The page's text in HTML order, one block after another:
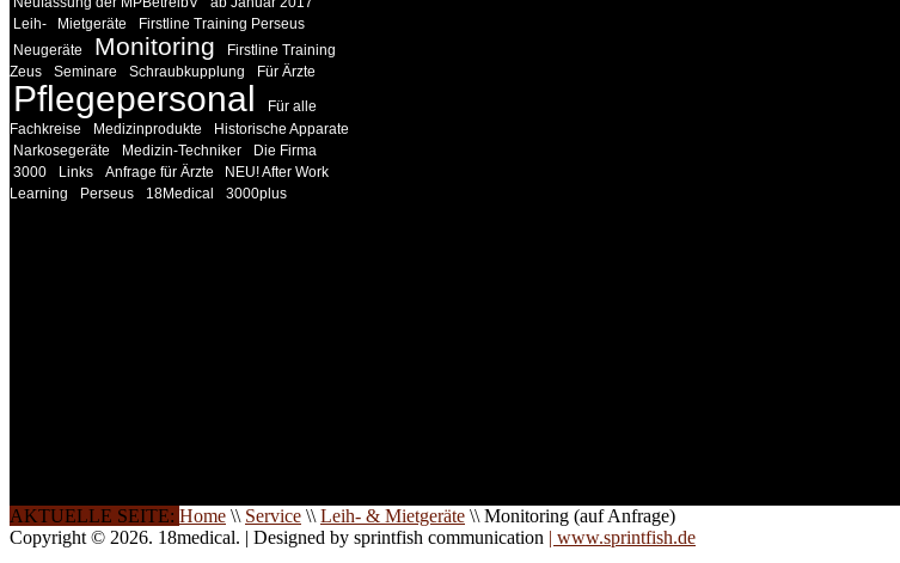
Leih-
Mietgeräte
Firstline Training Perseus
Neugeräte
Monitoring
Firstline Training
Zeus
Seminare Schraubkupplung Für Ärzte
Pflegepersonal
Für alle
Fachkreise
Medizinprodukte
Historische Apparate
Narkosegeräte
Medizin-Techniker
Die Firma
3000
Links Anfrage für Ärzte
NEU! After Work
Learning
Perseus 18Medical 3000plus
AKTUELLE SEITE: Home \\ Service \\ Leih- & Mietgeräte \\ Monitoring (auf Anfrage)
Copyright © 2026. 18medical. | Designed by sprintfish communication | www.sprintfish.de